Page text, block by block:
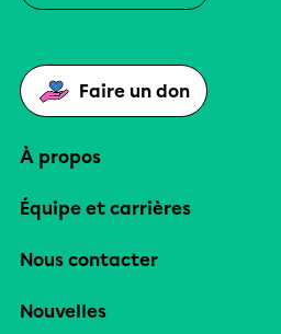
Faire un don
À propos
Équipe et carrières
Nous contacter
Nouvelles